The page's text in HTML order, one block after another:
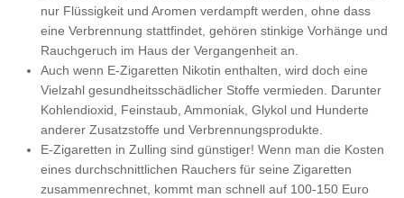
nur Flüssigkeit und Aromen verdampft werden, ohne dass
eine Verbrennung stattfindet, gehören stinkige Vorhänge und
Rauchgeruch im Haus der Vergangenheit an.
Auch wenn E-Zigaretten Nikotin enthalten, wird doch eine
Vielzahl gesundheitsschädlicher Stoffe vermieden. Darunter
Kohlendioxid, Feinstaub, Ammoniak, Glykol und Hunderte
anderer Zusatzstoffe und Verbrennungsprodukte.
E-Zigaretten in Zulling sind günstiger! Wenn man die Kosten
eines durchschnittlichen Rauchers für seine Zigaretten
zusammenrechnet, kommt man schnell auf 100-150 Euro